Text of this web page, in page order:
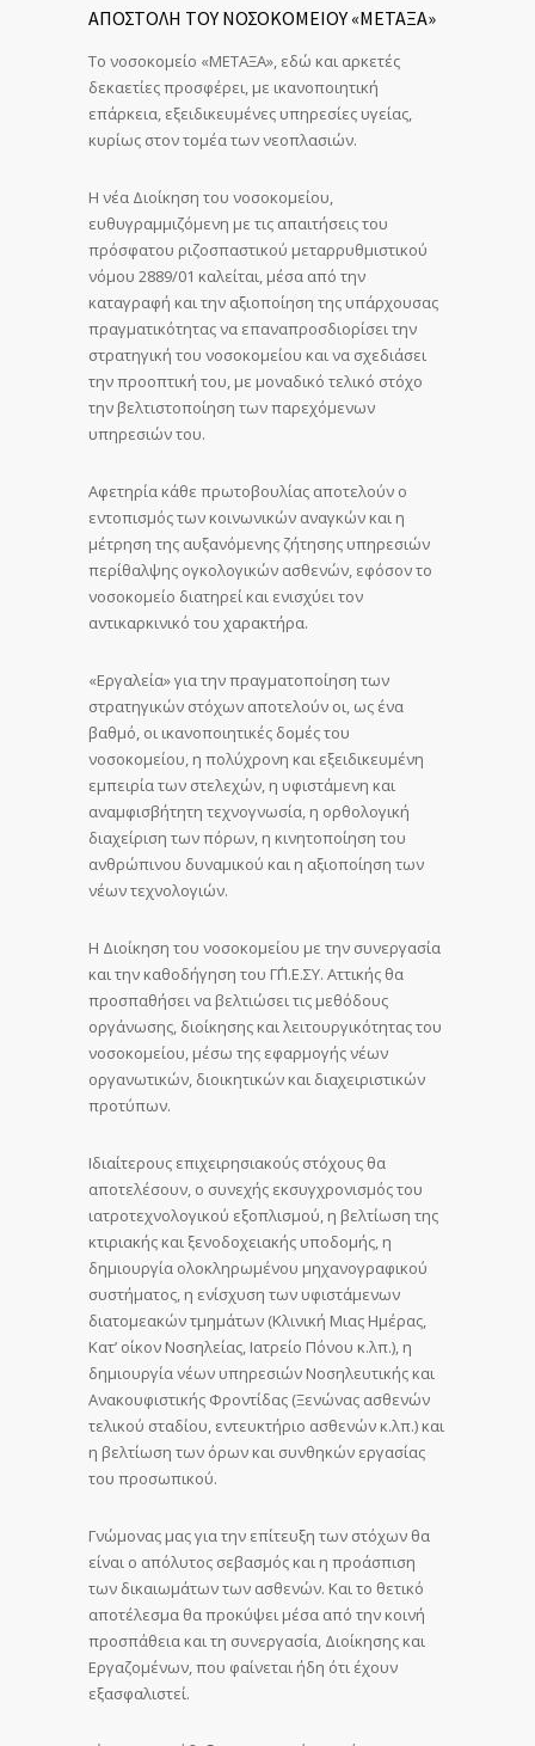
ΑΠΟΣΤΟΛΗ ΤΟΥ ΝΟΣΟΚΟΜΕΙΟΥ «ΜΕΤΑΞΑ»
Το νοσοκομείο «ΜΕΤΑΞΑ», εδώ και αρκετές
δεκαετίες προσφέρει, με ικανοποιητική
επάρκεια, εξειδικευμένες υπηρεσίες υγείας,
κυρίως στον τομέα των νεοπλασιών.
Η νέα Διοίκηση του νοσοκομείου,
ευθυγραμμιζόμενη με τις απαιτήσεις του
πρόσφατου ριζοσπαστικού μεταρρυθμιστικού
νόμου 2889/01 καλείται, μέσα από την
καταγραφή και την αξιοποίηση της υπάρχουσας
πραγματικότητας να επαναπροσδιορίσει την
στρατηγική του νοσοκομείου και να σχεδιάσει
την προοπτική του, με μοναδικό τελικό στόχο
την βελτιστοποίηση των παρεχόμενων
υπηρεσιών του.
Αφετηρία κάθε πρωτοβουλίας αποτελούν ο
εντοπισμός των κοινωνικών αναγκών και η
μέτρηση της αυξανόμενης ζήτησης υπηρεσιών
περίθαλψης ογκολογικών ασθενών, εφόσον το
νοσοκομείο διατηρεί και ενισχύει τον
αντικαρκινικό του χαρακτήρα.
«Εργαλεία» για την πραγματοποίηση των
στρατηγικών στόχων αποτελούν οι, ως ένα
βαθμό, οι ικανοποιητικές δομές του
νοσοκομείου, η πολύχρονη και εξειδικευμένη
εμπειρία των στελεχών, η υφιστάμενη και
αναμφισβήτητη τεχνογνωσία, η ορθολογική
διαχείριση των πόρων, η κινητοποίηση του
ανθρώπινου δυναμικού και η αξιοποίηση των
νέων τεχνολογιών.
Η Διοίκηση του νοσοκομείου με την συνεργασία
και την καθοδήγηση του Γ΄Π.Ε.ΣΥ. Αττικής θα
προσπαθήσει να βελτιώσει τις μεθόδους
οργάνωσης, διοίκησης και λειτουργικότητας του
νοσοκομείου, μέσω της εφαρμογής νέων
οργανωτικών, διοικητικών και διαχειριστικών
προτύπων.
Ιδιαίτερους επιχειρησιακούς στόχους θα
αποτελέσουν, ο συνεχής εκσυγχρονισμός του
ιατροτεχνολογικού εξοπλισμού, η βελτίωση της
κτιριακής και ξενοδοχειακής υποδομής, η
δημιουργία ολοκληρωμένου μηχανογραφικού
συστήματος, η ενίσχυση των υφιστάμενων
διατομεακών τμημάτων (Κλινική Μιας Ημέρας,
Κατ’ οίκον Νοσηλείας, Ιατρείο Πόνου κ.λπ.), η
δημιουργία νέων υπηρεσιών Νοσηλευτικής και
Ανακουφιστικής Φροντίδας (Ξενώνας ασθενών
τελικού σταδίου, εντευκτήριο ασθενών κ.λπ.) και
η βελτίωση των όρων και συνθηκών εργασίας
του προσωπικού.
Γνώμονας μας για την επίτευξη των στόχων θα
είναι ο απόλυτος σεβασμός και η προάσπιση
των δικαιωμάτων των ασθενών. Και το θετικό
αποτέλεσμα θα προκύψει μέσα από την κοινή
προσπάθεια και τη συνεργασία, Διοίκησης και
Εργαζομένων, που φαίνεται ήδη ότι έχουν
εξασφαλιστεί.